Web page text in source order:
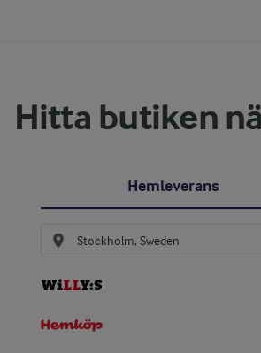
Hitta butiken
Hemleverans